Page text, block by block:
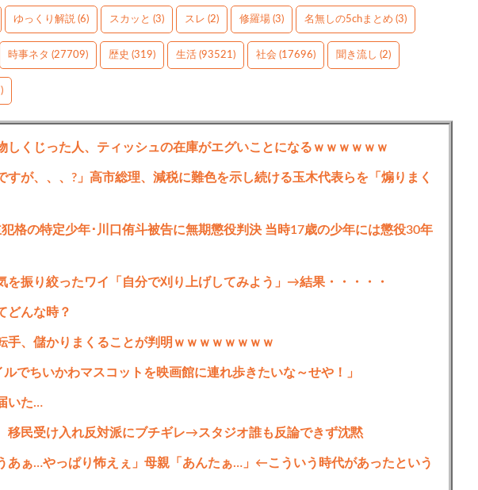
ゆっくり解説 (6) スカッと (3) スレ (2) 修羅場 (3) 名無しの5chまとめ (3)
時事ネタ (27709) 歴史 (319) 生活 (93521) 社会 (17696) 聞き流し (2)
しくじった人、ティッシュの在庫がエグいことになるｗｗｗｗｗｗ
すが、、、?」高市総理、減税に難色を示し続ける玉木代表らを「煽りまく
格の特定少年･川口侑斗被告に無期懲役判決 当時17歳の少年には懲役30年
を振り絞ったワイ「自分で刈り上げしてみよう」→結果・・・・・
どんな時？
手、儲かりまくることが判明ｗｗｗｗｗｗｗｗ
でちいかわマスコットを映画館に連れ歩きたいな～せや！」
いた…
移民受け入れ反対派にブチギレ→スタジオ誰も反論できず沈黙
あぁ…やっぱり怖えぇ」母親「あんたぁ…」←こういう時代があったという